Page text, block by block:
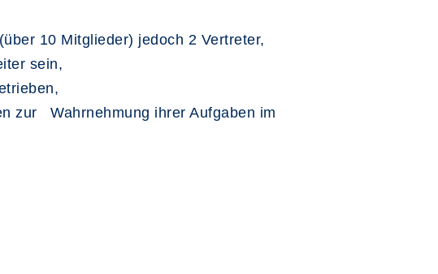
10 Mitglieder) jedoch 2 Vertreter,
sein,
zur Wahrnehmung ihrer Aufgaben im